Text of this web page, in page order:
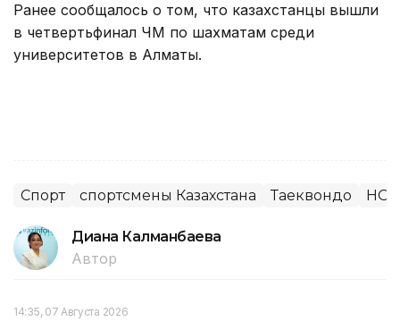
Ранее сообщалось о том, что казахстанцы вышли
в четвертьфинал ЧМ по шахматам среди
университетов в Алматы.
Спорт спортсмены Казахстана Таеквондо НОК
Диана Калманбаева
Автор
14:35, 07 Августа 2026